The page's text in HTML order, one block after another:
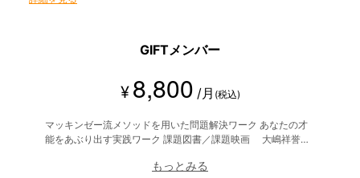
GIFTメンバー
¥ 8,800 /月 (税込)
マッキンゼー流メソッドを用いた問題解決ワーク あなたの才
能をあぶり出す実践ワーク 課題図書／課題映画 大嶋祥誉へ
もっとみる